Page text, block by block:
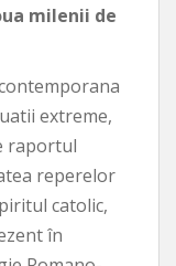
milenii de
extreme,
raportul
reperelor
catolic,
în